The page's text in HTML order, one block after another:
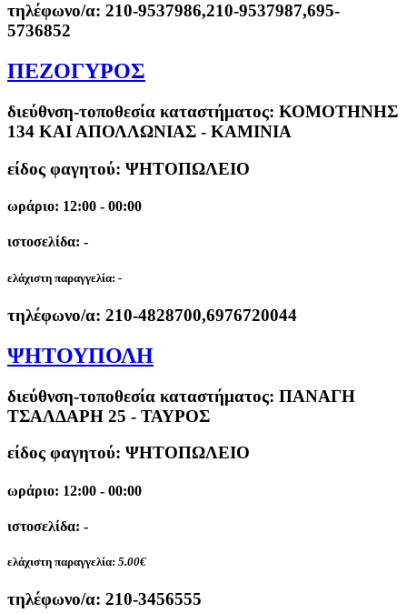
τηλέφωνο/α: 210-9537986,210-9537987,695-
5736852
ΠΕΖΟΓΥΡΟΣ
διεύθνση-τοποθεσία καταστήματος: ΚΟΜΟΤΗΝΗΣ
134 ΚΑΙ ΑΠΟΛΛΩΝΙΑΣ - ΚΑΜΙΝΙΑ
είδος φαγητού: ΨΗΤΟΠΩΛΕΙΟ
ωράριο: 12:00 - 00:00
ιστοσελίδα: -
ελάχιστη παραγγελία: -
τηλέφωνο/α: 210-4828700,6976720044
ΨΗΤΟΥΠΟΛΗ
διεύθνση-τοποθεσία καταστήματος: ΠΑΝΑΓΗ
ΤΣΑΛΔΑΡΗ 25 - ΤΑΥΡΟΣ
είδος φαγητού: ΨΗΤΟΠΩΛΕΙΟ
ωράριο: 12:00 - 00:00
ιστοσελίδα: -
ελάχιστη παραγγελία: 5.00€
τηλέφωνο/α: 210-3456555